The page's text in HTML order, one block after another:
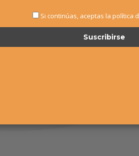
Si continúas, aceptas la política